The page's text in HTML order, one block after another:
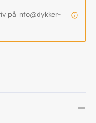
-
R5
på info@dykker-